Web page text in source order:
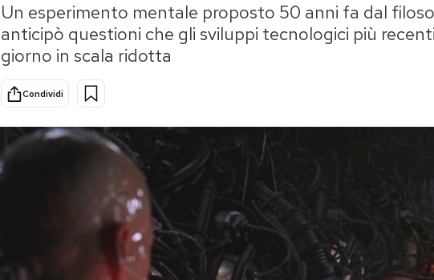
2026
Un esperimento mentale proposto 50 anni fa dal
anticipò questioni che gli sviluppi tecnologici più
giorno in scala ridotta
Condividi